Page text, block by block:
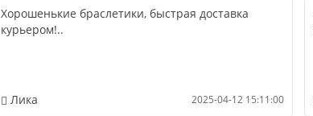
Хорошенькие браслетики, быстрая доставка
курьером!..
Лика 2025-04-12 15:11:00